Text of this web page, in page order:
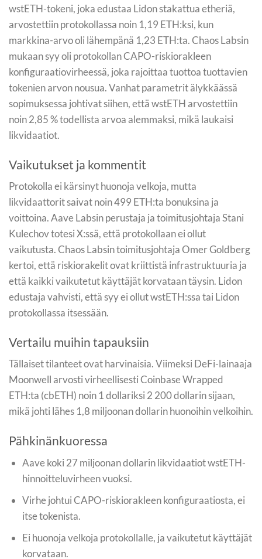
wstETH-tokeni, joka edustaa Lidon stakattua etheriä,
arvostettiin protokollassa noin 1,19 ETH:ksi, kun
markkina-arvo oli lähempänä 1,23 ETH:ta. Chaos Labsin
mukaan syy oli protokollan CAPO-riskiorakleen
konfiguraatiovirheessä, joka rajoittaa tuottoa tuottavien
tokenien arvon nousua. Vanhat parametrit älykkäässä
sopimuksessa johtivat siihen, että wstETH arvostettiin
noin 2,85 % todellista arvoa alemmaksi, mikä laukaisi
likvidaatiot.
Vaikutukset ja kommentit
Protokolla ei kärsinyt huonoja velkoja, mutta
likvidaattorit saivat noin 499 ETH:ta bonuksina ja
voittoina. Aave Labsin perustaja ja toimitusjohtaja Stani
Kulechov totesi X:ssä, että protokollaan ei ollut
vaikutusta. Chaos Labsin toimitusjohtaja Omer Goldberg
kertoi, että riskiorakelit ovat kriittistä infrastruktuuria ja
että kaikki vaikutetut käyttäjät korvataan täysin. Lidon
edustaja vahvisti, että syy ei ollut wstETH:ssa tai Lidon
protokollassa itsessään.
Vertailu muihin tapauksiin
Tällaiset tilanteet ovat harvinaisia. Viimeksi DeFi-lainaaja
Moonwell arvosti virheellisesti Coinbase Wrapped
ETH:ta (cbETH) noin 1 dollariksi 2 200 dollarin sijaan,
mikä johti lähes 1,8 miljoonan dollarin huonoihin velkoihin.
Pähkinänkuoressa
Aave koki 27 miljoonan dollarin likvidaatiot wstETH-
hinnoitteluvirheen vuoksi.
Virhe johtui CAPO-riskiorakleen konfiguraatiosta, ei
itse tokenista.
Ei huonoja velkoja protokollalle, ja vaikutetut käyttäjät
korvataan.